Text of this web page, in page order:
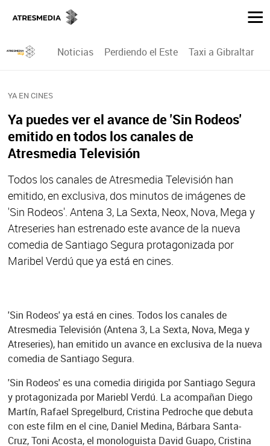
Noticias Perdiendo el Este Taxi a Gibraltar
YA EN CINES
Ya puedes ver el avance de 'Sin Rodeos'
emitido en todos los canales de
Atresmedia Televisión
Todos los canales de Atresmedia Televisión han
emitido, en exclusiva, dos minutos de imágenes de
'Sin Rodeos'. Antena 3, La Sexta, Neox, Nova, Mega y
Atreseries han estrenado este avance de la nueva
comedia de Santiago Segura protagonizada por
Maribel Verdú que ya está en cines.
'Sin Rodeos' ya está en cines. Todos los canales de
Atresmedia Televisión (Antena 3, La Sexta, Nova, Mega y
Atreseries), han emitido un avance en exclusiva de la nueva
comedia de Santiago Segura.
'Sin Rodeos' es una comedia dirigida por Santiago Segura
y protagonizada por Mariebl Verdú. La acompañan Diego
Martín, Rafael Spregelburd, Cristina Pedroche que debuta
con este film en el cine, Daniel Medina, Bárbara Santa-
Cruz, Toni Acosta, el monologuista David Guapo, Cristina